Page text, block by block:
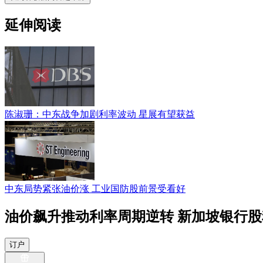
延伸阅读
陈淑珊：中东战争加剧利率波动 星展有望获益
中东局势紧张油价涨 工业国防股前景受看好
油价飙升推动利率周期逆转 新加坡银行
订户